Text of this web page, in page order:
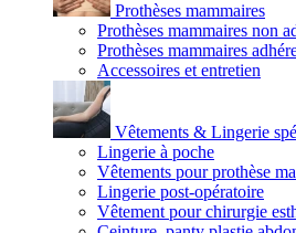
Prothèses mammaires
Prothèses mammaires non
Prothèses mammaires
Accessoires et entretien
Vêtements & Lingerie
Lingerie à poche
Vêtements pour prothèse
Lingerie post-opératoire
Vêtement pour chirurgie